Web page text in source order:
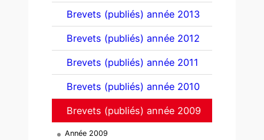
Brevets (publiés) année 2013
Brevets (publiés) année 2012
Brevets (publiés) année 2011
Brevets (publiés) année 2010
Brevets (publiés) année 2009
Année 2009